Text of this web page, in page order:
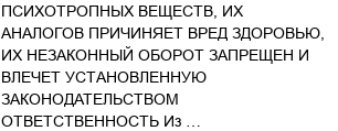
ПСИХОТРОПНЫХ ВЕЩЕСТВ, ИХ
АНАЛОГОВ ПРИЧИНЯЕТ ВРЕД ЗДОРОВЬЮ,
ИХ НЕЗАКОННЫЙ ОБОРОТ ЗАПРЕЩЕН И
ВЛЕЧЕТ УСТАНОВЛЕННУЮ
ЗАКОНОДАТЕЛЬСТВОМ
ОТВЕТСТВЕННОСТЬ Из …